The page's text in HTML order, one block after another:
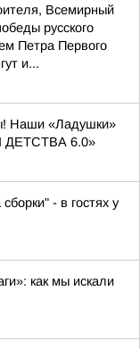
Всемирный
русского
Петра Первого
и...
Наши «Ладушки»
ДЕТСТВА 6.0»
- в гостях у
как мы искали